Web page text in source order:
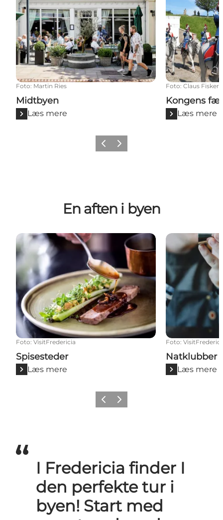
Foto: Martin Ries
Midtbyen
Læs mere
Foto: Claus Fisker
Kongens
Læs mere
Forrige billede
Næste billede
En aften i byen
Spisesteder
Foto: VisitFredericia
Spisesteder
Læs mere
Natklubber
Foto:
Natklubber
Læs mere
Forrige billede
Næste billede
I Fredericia finder I
den perfekte tur i
byen! Start med